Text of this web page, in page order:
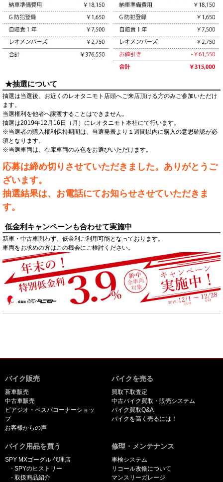
★抽選について
抽選は当選後、お近くのレオタニモト店頭へご来店頂ける方のみご参加いただけ
ます。
当選権利を他者へ譲渡することはできません。
抽選は2019年12月16日（月）にレオタニモト本社にて行います。
※当選者の購入権利保持期間は、当選発表より１週間以内に購入の意思確認が必
須となります。
※当選車両は、在庫車両のみ色をお選びいただけます。
応募は締め切りさせていただきました。ありがとうご
ざいます。
抽選結果は、お電話にてお知らせさせていただきま
す。
低金利キャンペーンも合わせて実施中
新車・中古車問わず、低金利ご利用可能となっております。
車両をお求めの方はこの機会にご検討ください。
バイク販売
新車販売
中古車販売
ピアジオ・ベスパコーナーショッ
プ
お客様からの声
バイクを売る
買取下取査定
中古バイク買取・販売システム
バイク買取Q&A
バイクを高く売るには！
バイク用品を買う
SPY MXゴーグル 代理店
SPYのヒストリー
取扱商品紹介
修理・メンテナンス
車検システム
リコール改修について
マンスリーガレージ